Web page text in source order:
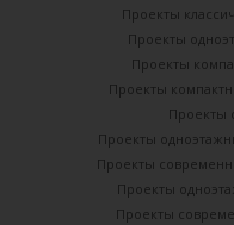
Проекты
Проекты
Проекты
Проекты
Проекты
Проекты
Проекты
Проекты
Проекты